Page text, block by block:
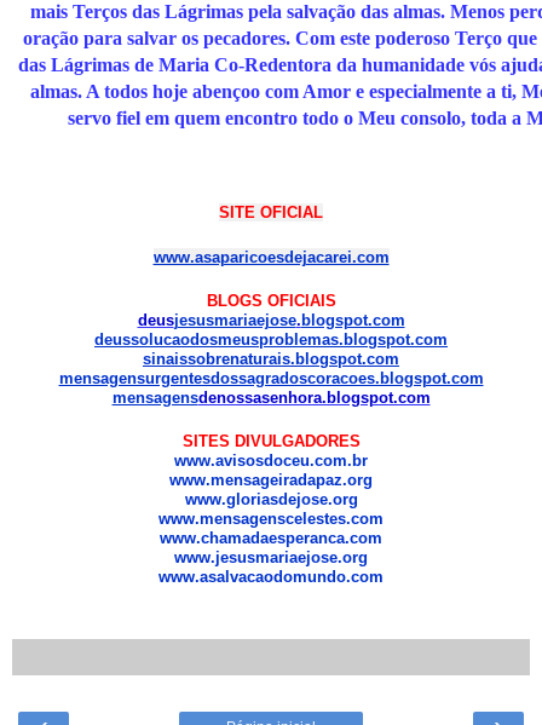
mais Terços das Lágrimas pela salvação das almas. Menos
oração para salvar os pecadores. Com este poderoso Terço que
das Lágrimas de Maria Co-Redentora da humanidade vós
almas. A todos hoje abençoo com Amor e especialmente a ti,
servo fiel em quem encontro todo o Meu consolo, toda a
SITE OFICIAL
www.asaparicoesdejacarei.com
BLOGS OFICIAIS
deusjesusmariaejose. blogspot.com
deussolucaodosmeusproblemas.blogspot.com
sinaissobrenaturais.blogspot.com
mensagensurgentesdossagradoscoracoes.blogspot.com
mensagensdenossasenhora.blogspot.com
SITES DIVULGADORES
www.avisosdoceu.com.br
www.mensageiradapaz.org
www.gloriasdejose.org
www.mensagenscelestes.com
www.chamadaesperanca.com
www.jesusmariaejose.org
www.asalvacaodomundo.com